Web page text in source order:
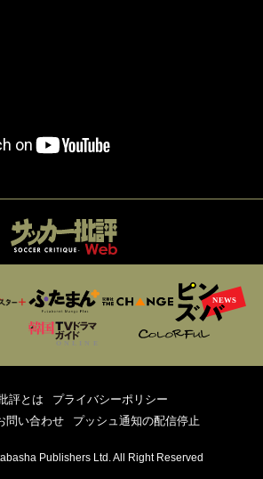
評とは
プライバシーポリシー
問い合わせ プッシュ通知の配信停止
Publishers Ltd. All Right Reserved